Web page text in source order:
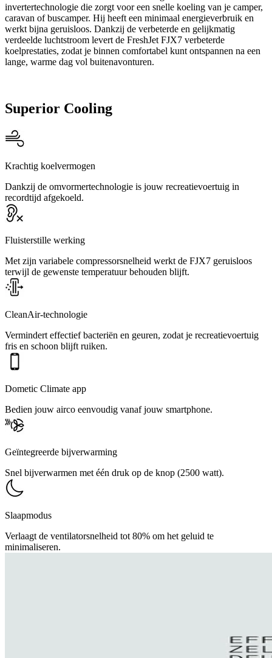
invertertechnologie die zorgt voor een snelle koeling van je camper,
caravan of buscamper. Hij heeft een minimaal energieverbruik en
werkt bijna geruisloos. Dankzij de verbeterde en gelijkmatig
verdeelde luchtstroom levert de FreshJet FJX7 verbeterde
koelprestaties, zodat je binnen comfortabel kunt ontspannen na een
lange, warme dag vol buitenavonturen.
Superior Cooling
Krachtig koelvermogen
Dankzij de omvormertechnologie is jouw recreatievoertuig in
recordtijd afgekoeld.
Fluisterstille werking
Met zijn variabele compressorsnelheid werkt de FJX7 geruisloos
terwijl de gewenste temperatuur behouden blijft.
CleanAir-technologie
Vermindert effectief bacteriën en geuren, zodat je recreatievoertuig
fris en schoon blijft ruiken.
Dometic Climate app
Bedien jouw airco eenvoudig vanaf jouw smartphone.
Geïntegreerde bijverwarming
Snel bijverwarmen met één druk op de knop (2500 watt).
Slaapmodus
Verlaagt de ventilatorsnelheid tot 80% om het geluid te
minimaliseren.